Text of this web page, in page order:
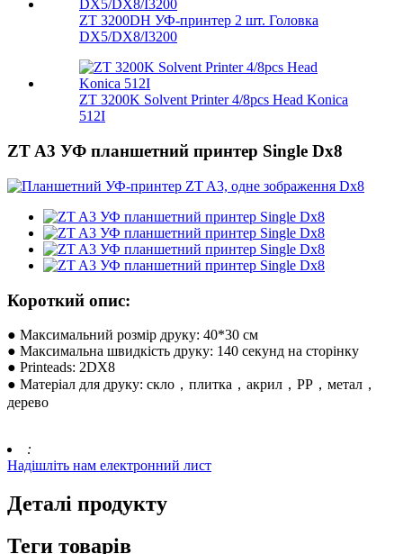
ZT 3200DH УФ-принтер 2 шт. Головка
DX5/DX8/I3200
ZT 3200K Solvent Printer 4/8pcs Head Konica
512I
ZT A3 УФ планшетний принтер Single Dx8
Короткий опис:
● Максимальний розмір друку: 40*30 см
● Максимальна швидкість друку: 140 секунд на сторінку
● Printeads: 2DX8
● Матеріал для друку: скло，плитка，акрил，PP，метал，
дерево
:
Надішліть нам електронний лист
Деталі продукту
Теги товарів